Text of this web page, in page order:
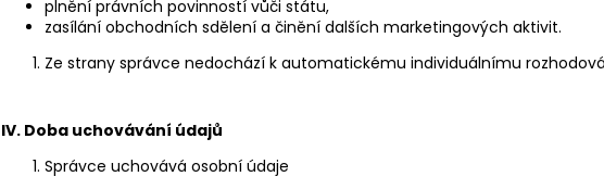
plnění právních povinností vůči státu,
zasílání obchodních sdělení a činění dalších marketingových aktivit.
Ze strany správce nedochází k automatickému individuálnímu
IV. Doba uchovávání údajů
Správce uchovává osobní údaje